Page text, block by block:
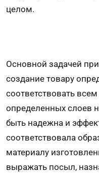
целом.
Основной задачей
создание товару
соответствовать
определенных слоев
быть надежна и
соответствовала
материалу
выражать посыл,